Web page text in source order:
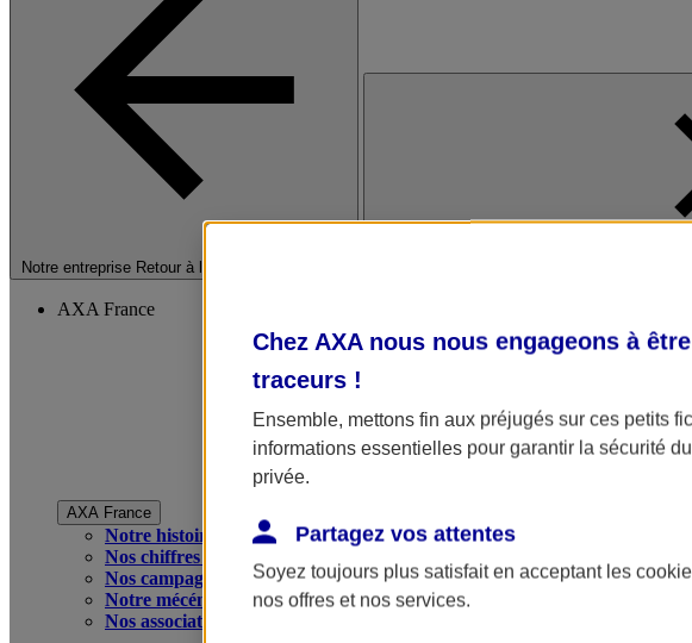
Notre entreprise Retour à la section précédente
AXA France
AXA France
Notre histoire
Nos chiffres clés
Nos campagnes publicitaires
Notre mécénat
Nos associations
Chez AXA nous nous engageons à
traceurs !
Ensemble, mettons fin aux préjugés sur ces petits
informations essentielles pour garantir la sécurité
privée.
Partagez vos attentes
Soyez toujours plus satisfait en acceptant les
nos offres et nos services.